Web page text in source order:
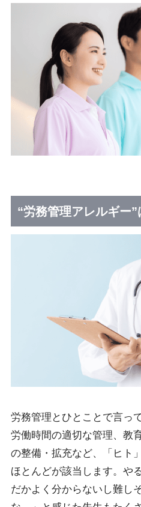
“労務管理アレルギー
労務管理とひとことで言っ
労働時間の適切な管理、教
の整備・拡充など、「ヒト
ほとんどが該当します。や
だかよく分からないし難し